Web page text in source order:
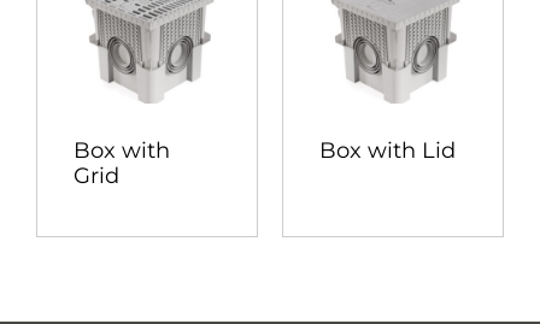
Box with
Grid
Box with Lid